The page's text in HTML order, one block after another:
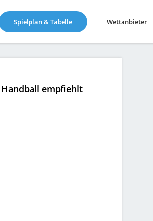
Spielplan & Tabelle(current) Wettanbieter
empfiehlt